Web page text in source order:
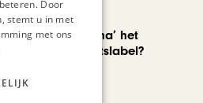
AUTOMOTIVE
Is ‘Made in China’ het
nieuwe kwaliteitslabel?
Door
stemt u in met
met ons